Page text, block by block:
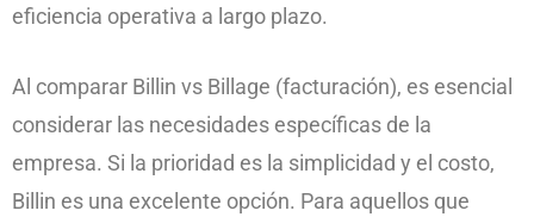
eficiencia operativa a largo plazo.
Al comparar Billin vs Billage (facturación), es esencial
considerar las necesidades específicas de la
empresa. Si la prioridad es la simplicidad y el costo,
Billin es una excelente opción. Para aquellos que